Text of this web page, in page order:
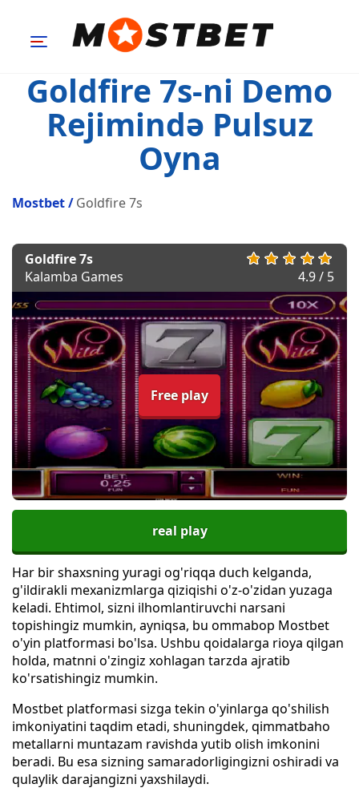
Goldfire 7s-ni Demo
Rejimində Pulsuz
Oyna
Mostbet/Goldfire 7s
Goldfire 7s
Kalamba Games
4.9 / 5
Free play
real play
Har bir shaxsning yuragi og'riqqa duch kelganda,
g'ildirakli mexanizmlarga qiziqishi o'z-o'zidan yuzaga
keladi. Ehtimol, sizni ilhomlantiruvchi narsani
topishingiz mumkin, ayniqsa, bu ommabop Mostbet
o'yin platformasi bo'lsa. Ushbu qoidalarga rioya qilgan
holda, matnni o'zingiz xohlagan tarzda ajratib
ko'rsatishingiz mumkin.
Mostbet platformasi sizga tekin o'yinlarga qo'shilish
imkoniyatini taqdim etadi, shuningdek, qimmatbaho
metallarni muntazam ravishda yutib olish imkonini
beradi. Bu esa sizning samaradorligingizni oshiradi va
qulaylik darajangizni yaxshilaydi.